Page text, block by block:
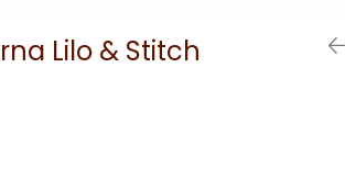
Lilo & Stitch